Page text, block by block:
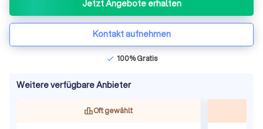
Jetzt Angebote erhalten
Kontakt aufnehmen
check 100% Gratis
Weitere verfügbare Anbieter
Oft gewählt